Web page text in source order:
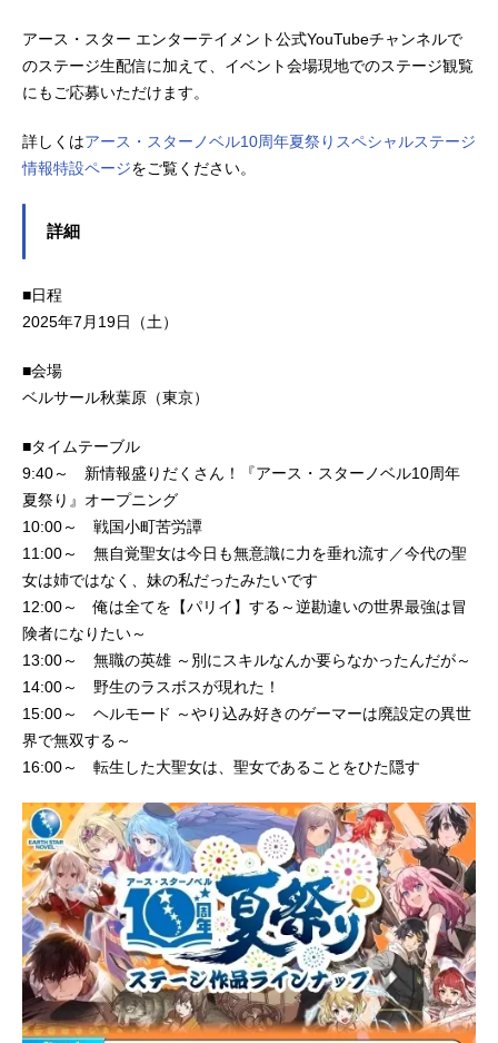
アース・スター エンターテイメント公式YouTubeチャンネルで
のステージ生配信に加えて、イベント会場現地でのステージ観覧
にもご応募いただけます。
詳しくはアース・スターノベル10周年夏祭りスペシャルステージ
情報特設ページをご覧ください。
詳細
■日程
2025年7月19日（土）
■会場
ベルサール秋葉原（東京）
■タイムテーブル
9:40～ 新情報盛りだくさん！『アース・スターノベル10周年
夏祭り』オープニング
10:00～ 戦国小町苦労譚
11:00～ 無自覚聖女は今日も無意識に力を垂れ流す／今代の聖
女は姉ではなく、妹の私だったみたいです
12:00～ 俺は全てを【パリイ】する～逆勘違いの世界最強は冒
険者になりたい～
13:00～ 無職の英雄 ～別にスキルなんか要らなかったんだが～
14:00～ 野生のラスボスが現れた！
15:00～ ヘルモード ～やり込み好きのゲーマーは廃設定の異世
界で無双する～
16:00～ 転生した大聖女は、聖女であることをひた隠す